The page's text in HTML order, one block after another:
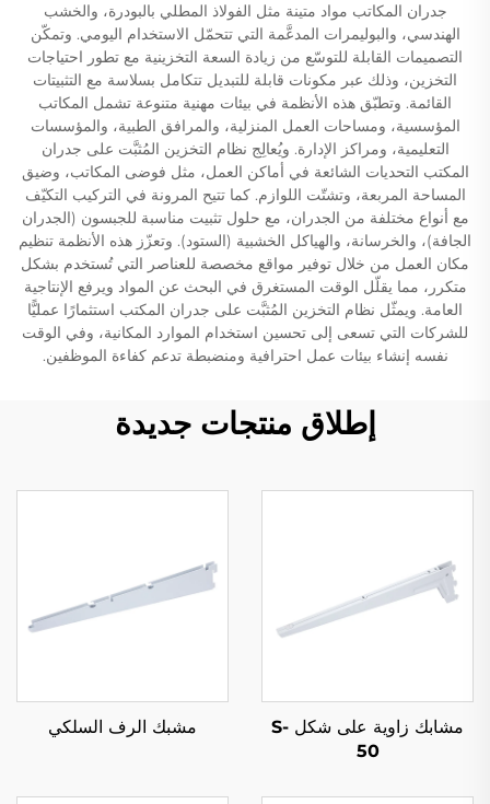
جدران المكاتب مواد متينة مثل الفولاذ المطلي بالبودرة، والخشب
الهندسي، والبوليمرات المدعَّمة التي تتحمّل الاستخدام اليومي. وتمكّن
التصميمات القابلة للتوسّع من زيادة السعة التخزينية مع تطور احتياجات
التخزين، وذلك عبر مكونات قابلة للتبديل تتكامل بسلاسة مع التثبيتات
القائمة. وتطبّق هذه الأنظمة في بيئات مهنية متنوعة تشمل المكاتب
المؤسسية، ومساحات العمل المنزلية، والمرافق الطبية، والمؤسسات
التعليمية، ومراكز الإدارة. ويُعالِج نظام التخزين المُثبَّت على جدران
المكتب التحديات الشائعة في أماكن العمل، مثل فوضى المكاتب، وضيق
المساحة المربعة، وتشتّت اللوازم. كما تتيح المرونة في التركيب التكيّف
مع أنواع مختلفة من الجدران، مع حلول تثبيت مناسبة للجبسون (الجدران
الجافة)، والخرسانة، والهياكل الخشبية (الستود). وتعزّز هذه الأنظمة تنظيم
مكان العمل من خلال توفير مواقع مخصصة للعناصر التي تُستخدم بشكل
متكرر، مما يقلّل الوقت المستغرق في البحث عن المواد ويرفع الإنتاجية
العامة. ويمثّل نظام التخزين المُثبَّت على جدران المكتب استثمارًا عمليًّا
للشركات التي تسعى إلى تحسين استخدام الموارد المكانية، وفي الوقت
نفسه إنشاء بيئات عمل احترافية ومنضبطة تدعم كفاءة الموظفين.
إطلاق منتجات جديدة
مشابك زاوية على شكل S-
50
مشبك الرف السلكي